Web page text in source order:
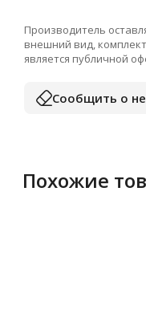
Производитель
внешний вид,
является публичной
Сообщить о
Похожие